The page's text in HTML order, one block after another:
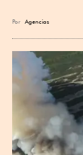
Por Agencias